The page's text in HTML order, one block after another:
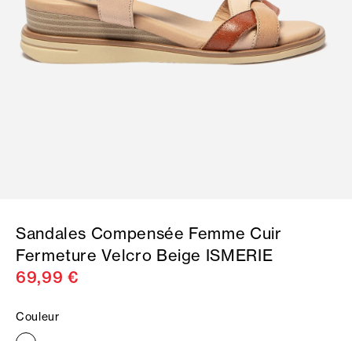
Sandales Compensée Femme Cuir
Fermeture Velcro Beige ISMERIE
69,99 €
Couleur